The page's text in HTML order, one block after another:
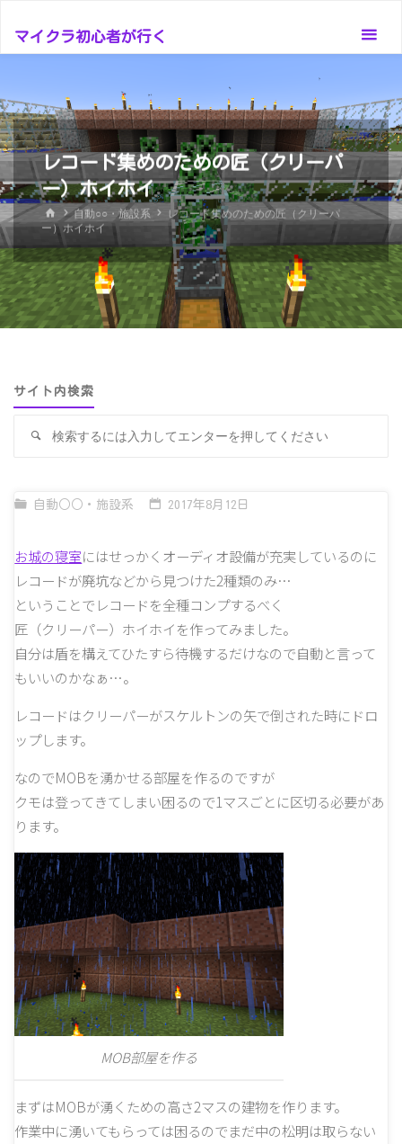
テ
ツ
へ
ス
キ
ッ
プ
マイクラ初心者が行く
レコード集めのための匠（クリーパ
ー）ホイホイ
ホ
ー
ム
自動○○・施設系
レコード集めのための匠（クリーパ
ー）ホイホイ
サイト内検索
検
自動○○・施設系 2017年8月12日
お城の寝室にはせっかくオーディオ設備が充実しているのに
レコードが廃坑などから見つけた2種類のみ…
ということでレコードを全種コンプするべく
匠（クリーパー）ホイホイを作ってみました。
自分は盾を構えてひたすら待機するだけなので自動と言って
もいいのかなぁ…。
レコードはクリーパーがスケルトンの矢で倒された時にドロ
ップします。
なのでMOBを湧かせる部屋を作るのですが
クモは登ってきてしまい困るので1マスごとに区切る必要があ
ります。
MOB部屋を作る
まずはMOBが湧くための高さ2マスの建物を作ります。
作業中に湧いてもらっては困るのでまだ中の松明は取らない